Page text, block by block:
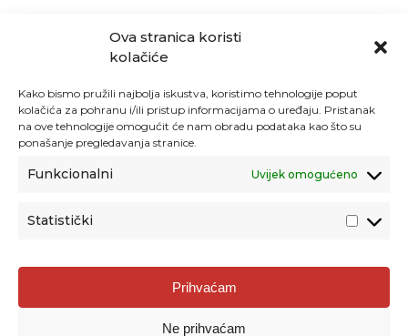
Ova stranica koristi
kolačiće
Kako bismo pružili najbolja iskustva, koristimo tehnologije poput
kolačića za pohranu i/ili pristup informacijama o uređaju. Pristanak
na ove tehnologije omogućit će nam obradu podataka kao što su
ponašanje pregledavanja stranice.
Funkcionalni Uvijek omogućeno
Statistički
Prihvaćam
Ne prihvaćam
Agencija za odgoj i obrazovanje
Donje Svetice 38, 10000 Zagreb
1778129